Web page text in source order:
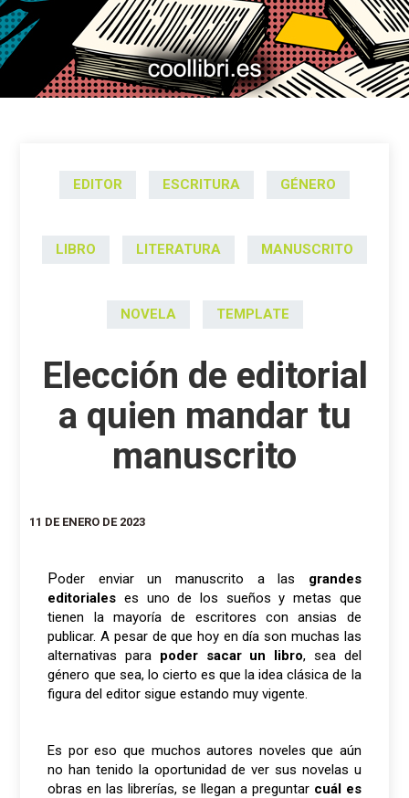
EDITOR ESCRITURA GÉNERO
LIBRO LITERATURA MANUSCRITO
NOVELA TEMPLATE
Elección de editorial
a quien mandar tu
manuscrito
11 DE ENERO DE 2023
Poder enviar un manuscrito a las grandes
editoriales es uno de los sueños y metas que
tienen la mayoría de escritores con ansias de
publicar. A pesar de que hoy en día son muchas las
alternativas para poder sacar un libro, sea del
género que sea, lo cierto es que la idea clásica de la
figura del editor sigue estando muy vigente.
Es por eso que muchos autores noveles que aún
no han tenido la oportunidad de ver sus novelas u
obras en las librerías, se llegan a preguntar cuál es